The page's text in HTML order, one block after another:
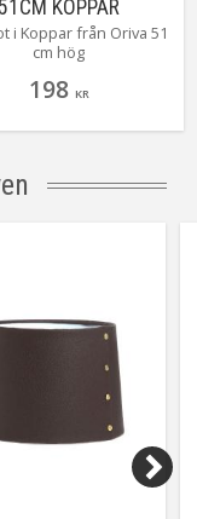
51CM KOPPAR
i Koppar från Oriva 51
cm hög
198 KR